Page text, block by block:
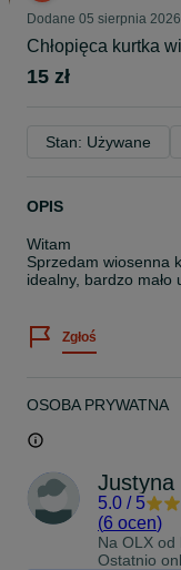
Dodane 05 sierpnia 2026
Chłopięca kurtka
15 zł
Stan: Używane
OPIS
Witam
Sprzedam wiosenna
idealny, bardzo mało
Zgłoś
OSOBA PRYWATNA
Justyna
5.0 / 5
(6 ocen)
Na OLX od
Ostatnio